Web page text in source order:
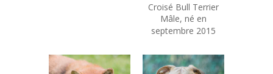
Croisé Bull Terrier
Mâle, né en
septembre 2015